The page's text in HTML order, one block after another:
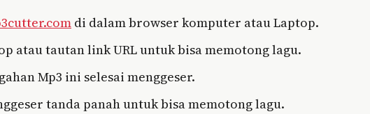
di dalam browser komputer atau Laptop.
atau tautan link URL untuk bisa memotong lagu.
Mp3 ini selesai menggeser.
tanda panah untuk bisa memotong lagu.